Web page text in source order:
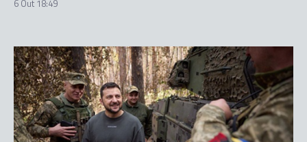
6 Out 18:49